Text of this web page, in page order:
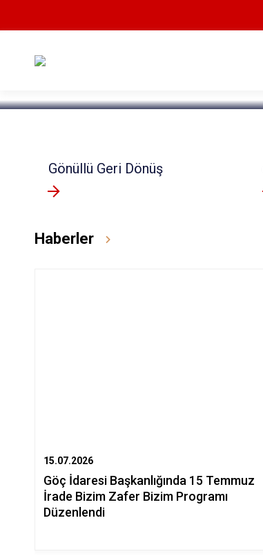
Gönüllü Geri Dönüş
Haberler
15.07.2026
Göç İdaresi Başkanlığında 15 Temmuz
İrade Bizim Zafer Bizim Programı
Düzenlendi